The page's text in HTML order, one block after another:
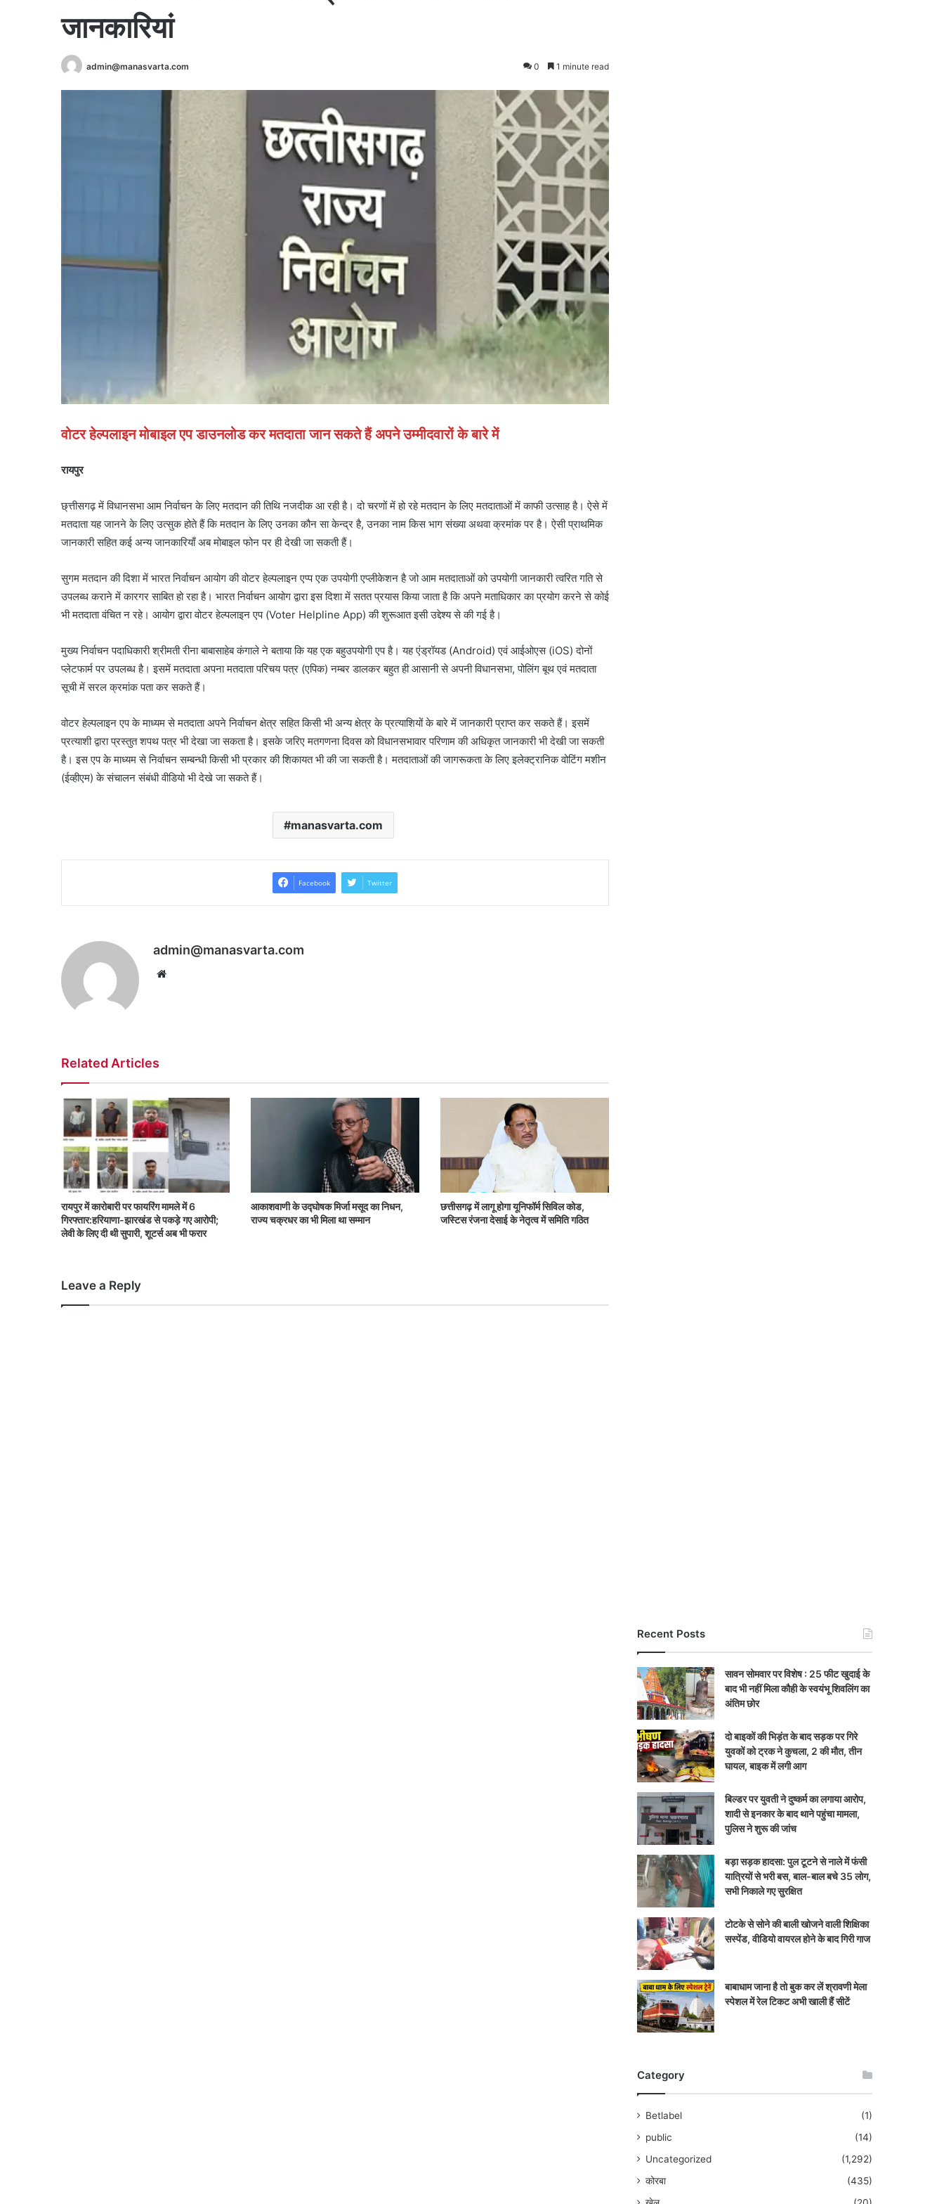
जानकारियां
admin@manasvarta.com 0 1 minute read
वोटर हेल्पलाइन मोबाइल एप डाउनलोड कर मतदाता जान सकते हैं अपने उम्मीदवारों के बारे में
रायपुर
छ्त्तीसगढ़ में विधानसभा आम निर्वाचन के लिए मतदान की तिथि नजदीक आ रही है। दो चरणों में हो रहे मतदान के लिए मतदाताओं में काफी उत्साह है। ऐसे में
मतदाता यह जानने के लिए उत्सुक होते हैं कि मतदान के लिए उनका कौन सा केन्द्र है, उनका नाम किस भाग संख्या अथवा क्रमांक पर है। ऐसी प्राथमिक
जानकारी सहित कई अन्य जानकारियाँ अब मोबाइल फोन पर ही देखी जा सकती हैं।
सुगम मतदान की दिशा में भारत निर्वाचन आयोग की वोटर हेल्पलाइन एप्प एक उपयोगी एप्लीकेशन है जो आम मतदाताओं को उपयोगी जानकारी त्वरित गति से
उपलब्ध कराने में कारगर साबित हो रहा है। भारत निर्वाचन आयोग द्वारा इस दिशा में सतत प्रयास किया जाता है कि अपने मताधिकार का प्रयोग करने से कोई
भी मतदाता वंचित न रहे। आयोग द्वारा वोटर हेल्पलाइन एप (Voter Helpline App) की शुरूआत इसी उद्देश्य से की गई है।
मुख्य निर्वाचन पदाधिकारी श्रीमती रीना बाबासाहेब कंगाले ने बताया कि यह एक बहुउपयोगी एप है। यह एंड्रॉयड (Android) एवं आईओएस (iOS) दोनों
प्लेटफार्म पर उपलब्ध है। इसमें मतदाता अपना मतदाता परिचय पत्र (एपिक) नम्बर डालकर बहुत ही आसानी से अपनी विधानसभा, पोलिंग बूथ एवं मतदाता
सूची में सरल क्रमांक पता कर सकते हैं।
वोटर हेल्पलाइन एप के माध्यम से मतदाता अपने निर्वाचन क्षेत्र सहित किसी भी अन्य क्षेत्र के प्रत्याशियों के बारे में जानकारी प्राप्त कर सकते हैं। इसमें
प्रत्याशी द्वारा प्रस्तुत शपथ पत्र भी देखा जा सकता है। इसके जरिए मतगणना दिवस को विधानसभावार परिणाम की अधिकृत जानकारी भी देखी जा सकती
है। इस एप के माध्यम से निर्वाचन सम्बन्धी किसी भी प्रकार की शिकायत भी की जा सकती है। मतदाताओं की जागरूकता के लिए इलेक्ट्रानिक वोटिंग मशीन
(ईव्हीएम) के संचालन संबंधी वीडियो भी देखे जा सकते हैं।
manasvarta.com
Facebook Twitter
admin@manasvarta.com
Website
Related Articles
रायपुर में कारोबारी पर फायरिंग मामले में 6
गिरफ्तार:हरियाणा-झारखंड से पकड़े गए आरोपी;
लेवी के लिए दी थी सुपारी, शूटर्स अब भी फरार
आकाशवाणी के उद्घोषक मिर्जा मसूद का निधन,
राज्‍य चक्रधर का भी मिला था सम्‍मान
छत्तीसगढ़ में लागू होगा यूनिफॉर्म सिविल कोड,
जस्टिस रंजना देसाई के नेतृत्व में समिति गठित
Leave a Reply
Recent Posts
सावन सोमवार पर विशेष : 25 फीट खुदाई के
बाद भी नहीं मिला कौही के स्वयंभू शिवलिंग का
अंतिम छोर
दो बाइकों की भिड़ंत के बाद सड़क पर गिरे
युवकों को ट्रक ने कुचला, 2 की मौत, तीन
घायल, बाइक में लगी आग
बिल्डर पर युवती ने दुष्कर्म का लगाया आरोप,
शादी से इनकार के बाद थाने पहुंचा मामला,
पुलिस ने शुरू की जांच
बड़ा सड़क हादसा: पुल टूटने से नाले में फंसी
यात्रियों से भरी बस, बाल-बाल बचे 35 लोग,
सभी निकाले गए सुरक्षित
टोटके से सोने की बाली खोजने वाली शिक्षिका
सस्पेंड, वीडियो वायरल होने के बाद गिरी गाज
बाबाधाम जाना है तो बुक कर लें श्रावणी मेला
स्पेशल में रेल टिकट अभी खाली हैं सीटें
Category
Betlabel
(1)
public
(14)
Uncategorized
(1,292)
कोरबा
(435)